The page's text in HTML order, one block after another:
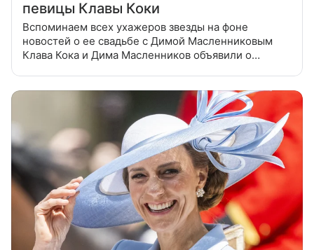
певицы Клавы Коки
Вспоминаем всех ухажеров звезды на фоне
новостей о ее свадьбе с Димой Масленниковым
Клава Кока и Дима Масленников объявили о